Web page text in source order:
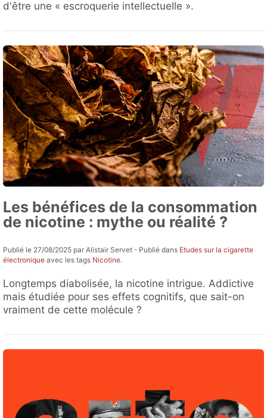
d'être une « escroquerie intellectuelle ».
Les bénéfices de la consommation
de nicotine : mythe ou réalité ?
Publié le 27/08/2025 par Alistair Servet - Publié dans Etudes sur la cigarette
électronique avec les tags Nicotine.
Longtemps diabolisée, la nicotine intrigue. Addictive
mais étudiée pour ses effets cognitifs, que sait-on
vraiment de cette molécule ?